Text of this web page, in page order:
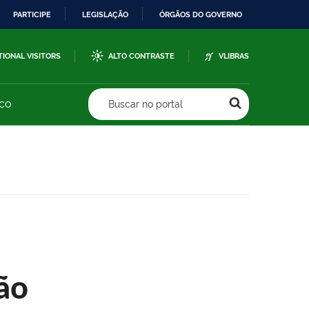
PARTICIPE LEGISLAÇÃO ÓRGÃOS DO GOVERNO
VISITORS ALTO CONTRASTE VLIBRAS
Buscar no portal